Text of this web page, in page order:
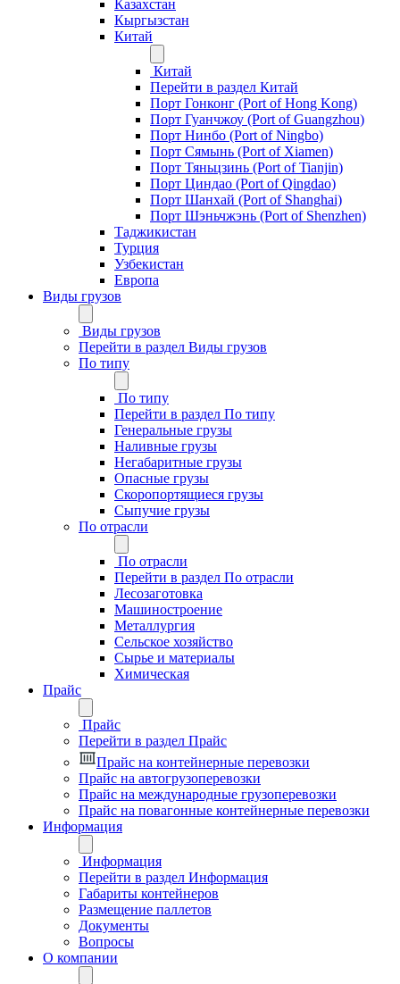
Казахстан
Кыргызстан
Китай
Китай
Перейти в раздел Китай
Порт Гонконг (Port of Hong Kong)
Порт Гуанчжоу (Port of Guangzhou)
Порт Нинбо (Port of Ningbo)
Порт Сямынь (Port of Xiamen)
Порт Тяньцзинь (Port of Tianjin)
Порт Циндао (Port of Qingdao)
Порт Шанхай (Port of Shanghai)
Порт Шэньчжэнь (Port of Shenzhen)
Таджикистан
Турция
Узбекистан
Европа
Виды грузов
Виды грузов
Перейти в раздел Виды грузов
По типу
По типу
Перейти в раздел По типу
Генеральные грузы
Наливные грузы
Негабаритные грузы
Опасные грузы
Скоропортящиеся грузы
Сыпучие грузы
По отрасли
По отрасли
Перейти в раздел По отрасли
Лесозаготовка
Машиностроение
Металлургия
Сельское хозяйство
Сырье и материалы
Химическая
Прайс
Прайс
Перейти в раздел Прайс
Прайс на контейнерные перевозки
Прайс на автогрузоперевозки
Прайс на международные грузоперевозки
Прайс на повагонные контейнерные перевозки
Информация
Информация
Перейти в раздел Информация
Габариты контейнеров
Размещение паллетов
Документы
Вопросы
О компании